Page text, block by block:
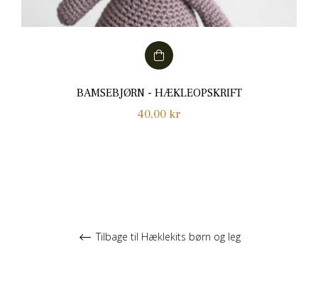
BAMSEBJØRN - HÆKLEOPSKRIFT
Normalpris
40,00 kr
Tilbage til Hæklekits børn og leg